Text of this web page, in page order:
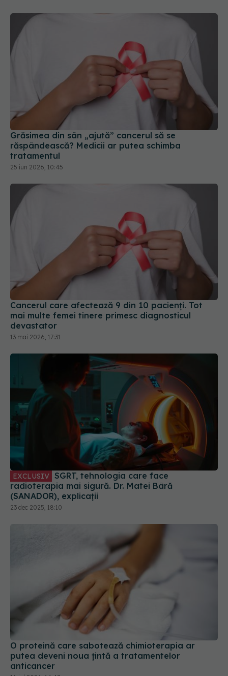
Grăsimea din sân „ajută” cancerul să se
răspândească? Medicii ar putea schimba
tratamentul
25 iun 2026, 10:45
Cancerul care afectează 9 din 10 pacienți. Tot
mai multe femei tinere primesc diagnosticul
devastator
13 mai 2026, 17:31
radioterapia mai sigură. Dr. Matei Bâră
(SANADOR), explicații
23 dec 2025, 18:10
O proteină care sabotează chimioterapia ar
putea deveni noua țintă a tratamentelor
anticancer
16 iul 2026, 14:43